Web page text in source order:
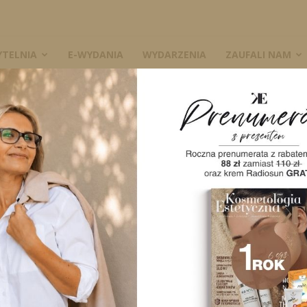
E-WYDANIA WYDARZENIA ZAUFALI NAM
cellulitu
metoda niwelowania